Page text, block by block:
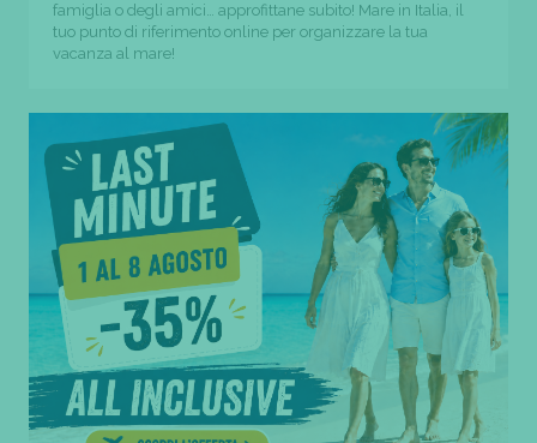
famiglia o degli amici… approfittane subito! Mare in Italia, il
tuo punto di riferimento online per organizzare la tua
vacanza al mare!